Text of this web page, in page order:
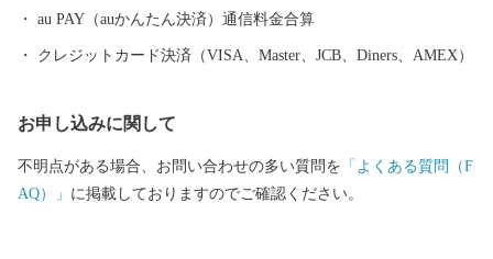
も高いシェアを誇っています。（すでに皆さまの食卓にも、波佐
見で作られたやきものがあるかも！？）窯元、棚田、温泉など、
au PAY（auかんたん決済）通信料金合算
クレジットカード決済（VISA、Master、JCB、Diners、AMEX）
お申し込みに関して
不明点がある場合、お問い合わせの多い質問を 「よくある質問（F
AQ）」 に掲載しておりますのでご確認ください。